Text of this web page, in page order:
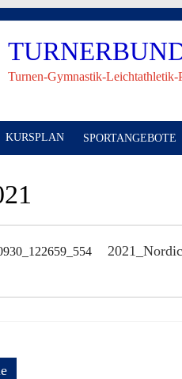
Turnen-Gymnastik-
KURSPLAN SPORTANGEBOTE